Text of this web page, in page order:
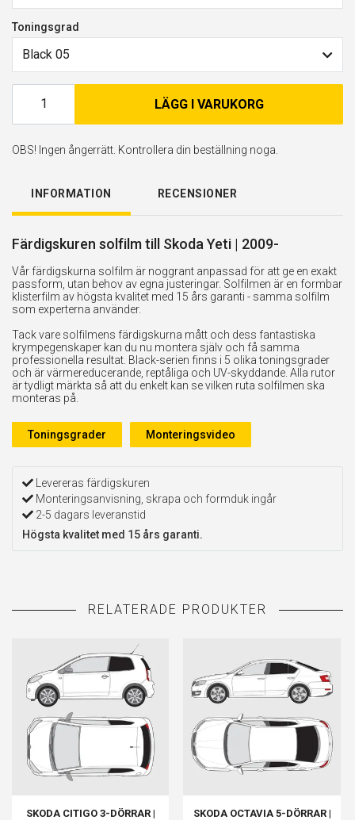
Toningsgrad
Black 05
LÄGG I VARUKORG
OBS! Ingen ångerrätt. Kontrollera din beställning noga.
INFORMATION RECENSIONER
Färdigskuren solfilm till Skoda Yeti | 2009-
Vår färdigskurna solfilm är noggrant anpassad för att ge en exakt
passform, utan behov av egna justeringar. Solfilmen är en formbar
klisterfilm av högsta kvalitet med 15 års garanti - samma solfilm
som experterna använder.
Tack vare solfilmens färdigskurna mått och dess fantastiska
krympegenskaper kan du nu montera själv och få samma
professionella resultat. Black-serien finns i 5 olika toningsgrader
och är värmereducerande, reptåliga och UV-skyddande. Alla rutor
är tydligt märkta så att du enkelt kan se vilken ruta solfilmen ska
monteras på.
Toningsgrader Monteringsvideo
Levereras färdigskuren
Monteringsanvisning, skrapa och formduk ingår
2-5 dagars leveranstid
Högsta kvalitet med 15 års garanti.
SKODA CITIGO 3-DÖRRAR |
SKODA OCTAVIA 5-DÖRRAR |